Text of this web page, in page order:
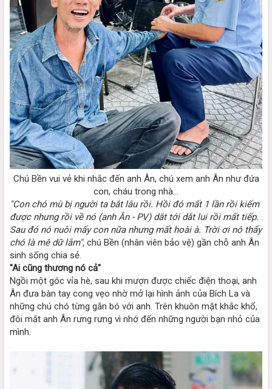
Chú Bền vui vẻ khi nhắc đến anh Ân, chú xem anh Ân như đứa
con, cháu trong nhà...​
"Con chó mù bị người ta bắt lâu rồi. Hồi đó mất 1 lần rồi kiếm
được nhưng rồi về nó (anh Ân - PV) dắt tới dắt lui rồi mất tiếp.
Sau đó nó nuôi mấy con nữa nhưng mất hoài à. Trời ơi nó thấy
chó là mê dữ lắm", chú Bền (nhân viên bảo vệ) gần chỗ anh Ân
sinh sống chia sẻ.
"Ai cũng thương nó cả"
Ngồi một góc vỉa hè, sau khi mượn được chiếc điện thoại, anh
Ân đưa bàn tay cong vẹo nhờ mở lại hình ảnh của Bích La và
những chú chó từng gắn bó với anh. Trên khuôn mặt khắc khổ,
đôi mắt anh Ân rưng rưng vì nhớ đến những người bạn nhỏ của
mình.